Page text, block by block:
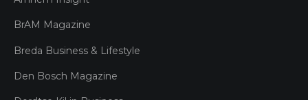
BrAM Magazine
Breda Business & Lifestyle
Den Bosch Magazine